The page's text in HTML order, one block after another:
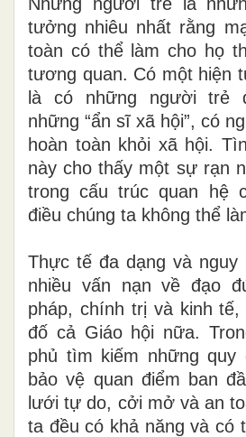
tưởng nhiêu nhất rằng
toàn có thể làm cho họ
tương quan. Có một hiện
là có những người trẻ
những “ẩn sĩ xã hội”, có
hoàn toàn khỏi xã hội.
này cho thấy một sự rạn
trong cấu trúc quan hệ
điều chúng ta không thể
Thực tế đa dạng và nguy
nhiều vấn nạn về đạo
pháp, chính trị và kinh
đố cả Giáo hội nữa.
phủ tìm kiếm những quy
bảo vệ quan điểm ban
lưới tự do, cởi mở và an
ta đều có khả năng và có